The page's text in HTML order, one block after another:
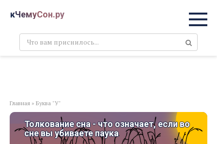
кЧемуСон.ру
Поиск:
Главная » Буква "У"
Толкование сна - что означает, если во
сне вы убиваете паука